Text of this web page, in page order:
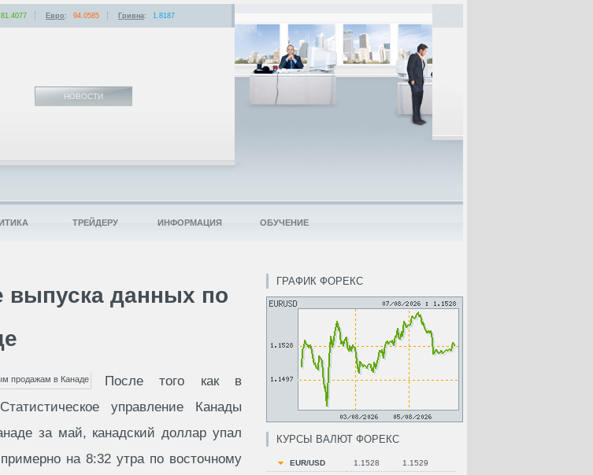
выпуска данных по
После того как в
управление Канады
за май, канадский доллар упал
на 8:32 утра по восточному
ГРАФИК ФОРЕКС
КУРСЫ ВАЛЮТ ФОРЕКС
EUR/USD 1.1528
1.1529
НОВОСТИ
81.4077 Евро: 94.0585 Гривна: 1.8187
ТРЕЙДЕРУ ИНФОРМАЦИЯ ОБУЧЕНИЕ